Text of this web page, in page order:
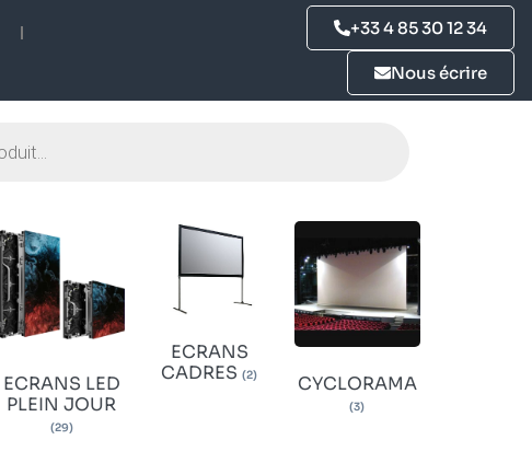
+33 4 85 30 12 34
Nous écrire
ECRANS LED
PLEIN JOUR
(29)
ECRANS
CADRES(2) CYCLORAMA
(3)